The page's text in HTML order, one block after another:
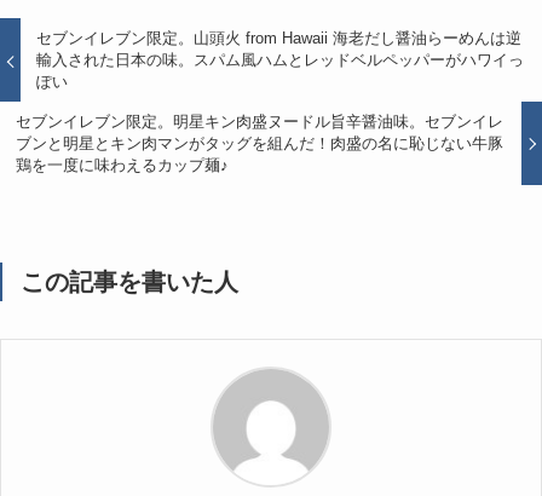
セブンイレブン限定。山頭火 from Hawaii 海老だし醤油らーめんは逆
輸入された日本の味。スパム風ハムとレッドベルペッパーがハワイっ
ぽい
セブンイレブン限定。明星キン肉盛ヌードル旨辛醤油味。セブンイレ
ブンと明星とキン肉マンがタッグを組んだ！肉盛の名に恥じない牛豚
鶏を一度に味わえるカップ麺♪
この記事を書いた人